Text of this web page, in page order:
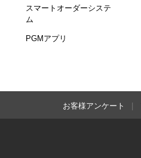
スマートオーダーシステ
ム
PGMアプリ
お客様アンケート